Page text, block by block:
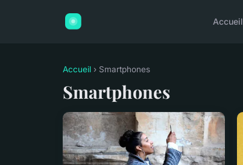
Accueil
Accueil › Smartphones
Smartphones